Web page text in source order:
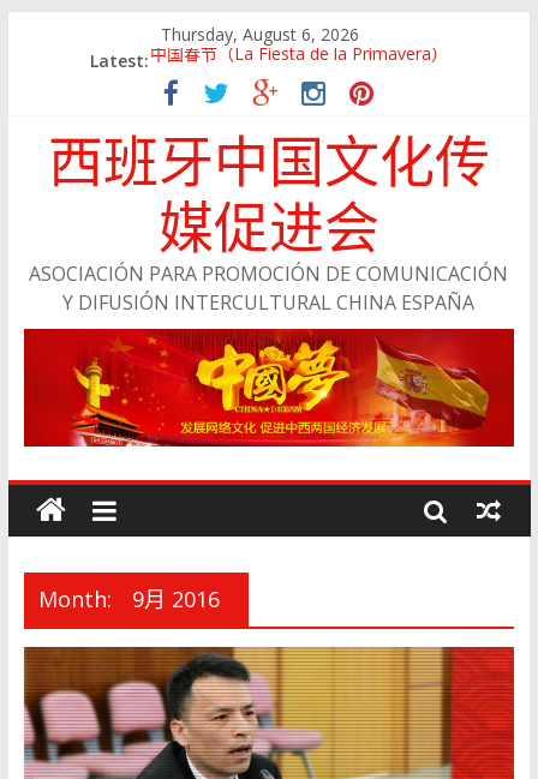
Thursday, August 6, 2026
Latest:中国春节（La Fiesta de la Primavera）
Jing Xiang Ma
留学西班牙——说走就走
与浙江经济网成为战略合作伙伴
会员风采：陈小丽
西班牙中国文化传
媒促进会
ASOCIACIÓN PARA PROMOCIÓN DE COMUNICACIÓN
Y DIFUSIÓN INTERCULTURAL CHINA ESPAÑA
Month: 9月 2016